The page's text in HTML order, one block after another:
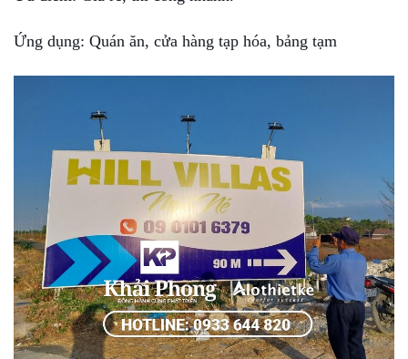
Ứng dụng: Quán ăn, cửa hàng tạp hóa, bảng tạm